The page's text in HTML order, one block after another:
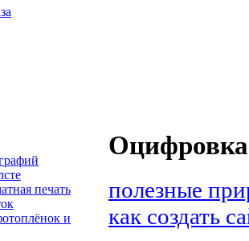
печать
и
полезные
как создать